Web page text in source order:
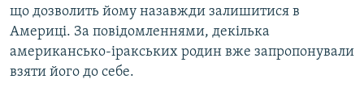
що дозволить йому назавжди залишитися в
Америці. За повідомленнями, декілька
американсько-іракських родин вже запропонували
взяти його до себе.